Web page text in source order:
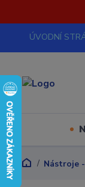
ÚVODNÍ
Nástroje